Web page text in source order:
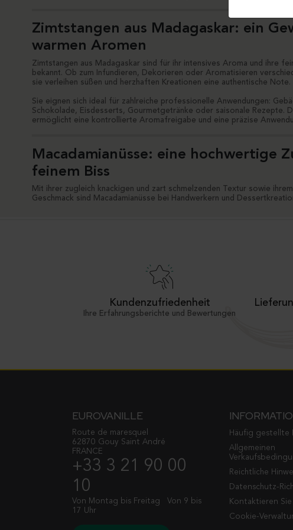
Zimtstangen aus Madagaskar: ein
warmen Aromen
Zimtstangen aus Madagaskar sind für ihr intensives Aroma und ihre
bekannt. Ob zum Infundieren, Dekorieren oder Aromatisieren
sie verleihen süßen und herzhaften Kreationen eine authentische Note.
Sie eignen sich ideal für zahlreiche professionelle Anwendungen:
Schokolade, Eisdesserts, Gourmetgetränke oder saisonale Rezepte.
ermöglicht eine kontrollierte Aromafreigabe und eine präzise
Macadamianüsse: eine hochwertige
feinem Biss
Mit ihrer zugleich knackigen und zart schmelzenden Textur sowie
Geschmack sind Macadamianüsse bei Handwerkern und
Kundenzufriedenheit
Ihre Erfahrungsberichte und Bewertungen
EUROVANILLE
Route de maresquel
62870 Gouy Saint André
FRANCE
+33 3 21 90 00
10
Von Montag bis Freitag
Von 9 bis
17 Uhr
Häufig gestellte
Allgemeinen
Reichtliche
Datenschutz-
Kontaktieren Sie
Cookie-